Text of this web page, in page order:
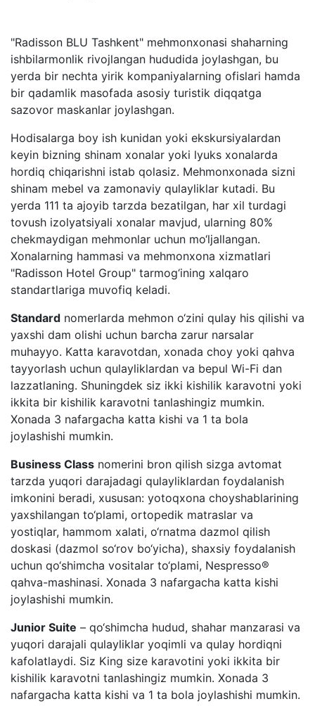
"Radisson BLU Tashkent" mehmonxonasi shaharning
ishbilarmonlik rivojlangan hududida joylashgan, bu
yerda bir nechta yirik kompaniyalarning ofislari hamda
bir qadamlik masofada asosiy turistik diqqatga
sazovor maskanlar joylashgan.
Hodisalarga boy ish kunidan yoki ekskursiyalardan
keyin bizning shinam xonalar yoki lyuks xonalarda
hordiq chiqarishni istab qolasiz. Mehmonxonada sizni
shinam mebel va zamonaviy qulayliklar kutadi. Bu
yerda 111 ta ajoyib tarzda bezatilgan, har xil turdagi
tovush izolyatsiyali xonalar mavjud, ularning 80%
chekmaydigan mehmonlar uchun mo‘ljallangan.
Xonalarning hammasi va mehmonxona xizmatlari
"Radisson Hotel Group" tarmog‘ining xalqaro
standartlariga muvofiq keladi.
Standard nomerlarda mehmon o‘zini qulay his qilishi va
yaxshi dam olishi uchun barcha zarur narsalar
muhayyo. Katta karavotdan, xonada choy yoki qahva
tayyorlash uchun qulayliklardan va bepul Wi-Fi dan
lazzatlaning. Shuningdek siz ikki kishilik karavotni yoki
ikkita bir kishilik karavotni tanlashingiz mumkin.
Xonada 3 nafargacha katta kishi va 1 ta bola
joylashishi mumkin.
Business Class nomerini bron qilish sizga avtomat
tarzda yuqori darajadagi qulayliklardan foydalanish
imkonini beradi, xususan: yotoqxona choyshablarining
yaxshilangan to‘plami, ortopedik matraslar va
yostiqlar, hammom xalati, o‘rnatma dazmol qilish
doskasi (dazmol so‘rov bo‘yicha), shaxsiy foydalanish
uchun qo‘shimcha vositalar to‘plami, Nespresso®
qahva-mashinasi. Xonada 3 nafargacha katta kishi
joylashishi mumkin.
Junior Suite – qo‘shimcha hudud, shahar manzarasi va
yuqori darajali qulayliklar yoqimli va qulay hordiqni
kafolatlaydi. Siz King size karavotini yoki ikkita bir
kishilik karavotni tanlashingiz mumkin. Xonada 3
nafargacha katta kishi va 1 ta bola joylashishi mumkin.